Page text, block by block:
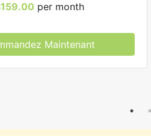
per month
Maintenant